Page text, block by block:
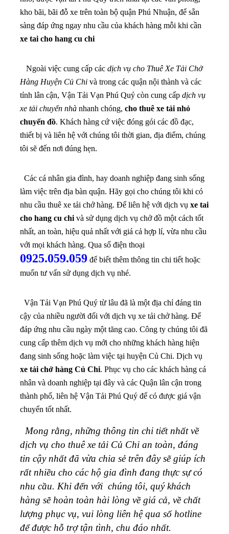
kho bãi, bãi đỗ xe trên toàn bộ quận Phú Nhuận, để sẵn
sàng đáp ứng ngay nhu cầu của khách hàng mỗi khi cần
xe tai cho hang cu chi
Ngoài việc cung cấp các dịch vụ cho Thuê Xe Tải Chở
Hàng Huyện Củ Chi và trong các quận nội thành và các
tỉnh lân cận, Vận Tải Vạn Phú Quý còn cung cấp dịch vụ
xe tải chuyển nhà nhanh chóng, cho thuê xe tải nhỏ
chuyển đồ. Khách hàng cứ việc đóng gói các đồ đạc,
thiết bị và liên hệ với chúng tôi thời gian, địa điểm, chúng
tôi sẽ đến nơi đúng hẹn.
Các cá nhân gia đình, hay doanh nghiệp đang sinh sống
làm việc trên địa bàn quận. Hãy gọi cho chúng tôi khi có
nhu cầu thuê xe tải chở hàng. Để liên hệ với dịch vụ xe tai
cho hang cu chivà sử dụng dịch vụ chở đồ một cách tốt
nhất, an toàn, hiệu quả nhất với giá cả hợp lí, vừa nhu cầu
với mọi khách hàng. Qua số điện thoại
0925.059.059 để biết thêm thông tin chi tiết hoặc
muốn tư vấn sử dụng dịch vụ nhé.
Vận Tải Vạn Phú Quý từ lâu đã là một địa chỉ đáng tin
cậy của nhiều người đối với dịch vụ xe tải chở hàng. Để
đáp ứng nhu cầu ngày một tăng cao. Công ty chúng tôi đã
cung cấp thêm dịch vụ mới cho những khách hàng hiện
đang sinh sống hoặc làm việc tại huyện Củ Chi. Dịch vụ
xe tải chở hàng Củ Chi. Phục vụ cho các khách hàng cá
nhân và doanh nghiệp tại đây và các Quận lân cận trong
thành phố, liên hệ Vận Tải Phú Quý để có được giá vận
chuyển tốt nhất.
Mong rằng, những thông tin chi tiết nhất về
dịch vụ cho thuê xe tải Củ Chi an toàn, đáng
tin cậy nhất đã vừa chia sẻ trên đây sẽ giúp ích
rất nhiều cho các hộ gia đình đang thực sự có
nhu cầu. Khi đến với chúng tôi, quý khách
hàng sẽ hoàn toàn hài lòng về giá cả, về chất
lượng phục vụ, vui lòng liên hệ qua số hotline
để được hỗ trợ tận tình, chu đáo nhất.